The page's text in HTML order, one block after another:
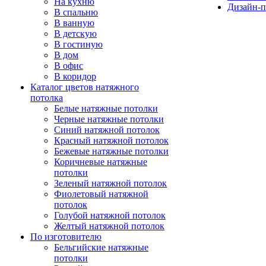
В спальню
В ванную
В детскую
В гостиную
В дом
В офис
В коридор
Каталог цветов натяжного
потолка
Белые натяжные потолки
Черные натяжные потолки
Синий натяжной потолок
Красный натяжной потолок
Бежевые натяжные потолки
Коричневые натяжные
потолки
Зеленый натяжной потолок
Фиолетовый натяжной
потолок
Голубой натяжной потолок
Желтый натяжной потолок
По изготовителю
Бельгийские натяжные
потолки
Дизайн-